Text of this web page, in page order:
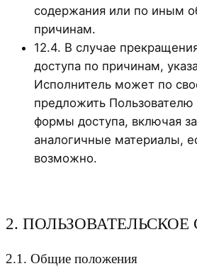
содержания или по иным
причинам.
12.4. В случае
доступа по причинам,
Исполнитель может по
предложить Пользователю
формы доступа, включая
аналогичные материалы,
возможно.
2.
2.1. Общие положения